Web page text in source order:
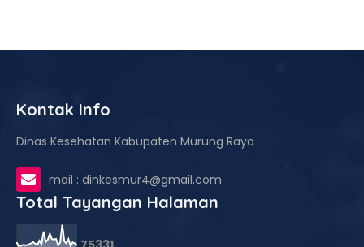
Kontak Info
Dinas Kesehatan Kabupaten Murung Raya
mail : dinkesmur4@gmail.com
Total Tayangan Halaman